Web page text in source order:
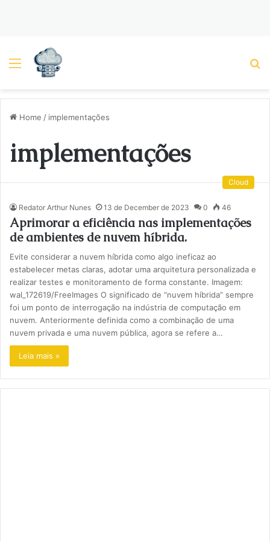
Menu
Home / implementações
implementações
Cloud
Redator Arthur Nunes 13 de December de 2023 0 46
Aprimorar a eficiência nas implementações
de ambientes de nuvem híbrida.
Evite considerar a nuvem híbrida como algo ineficaz ao
estabelecer metas claras, adotar uma arquitetura personalizada e
realizar testes e monitoramento de forma constante. Imagem:
wal_172619/FreeImages O significado de “nuvem híbrida” sempre
foi um ponto de interrogação na indústria de computação em
nuvem. Anteriormente definida como a combinação de uma
nuvem privada e uma nuvem pública, agora se refere a…
Leia mais »